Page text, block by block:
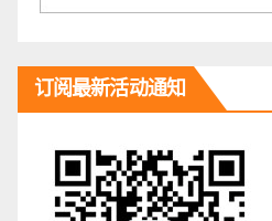
订阅最新活动通知